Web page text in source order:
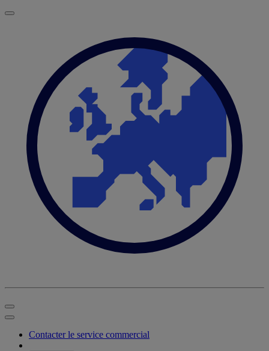
Contacter le service commercial